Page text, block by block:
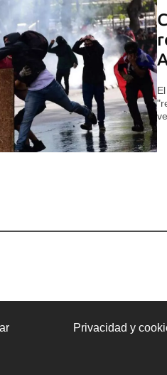
Privacidad y